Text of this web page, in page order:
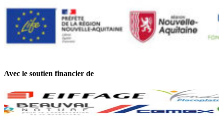
Avec le soutien financier de